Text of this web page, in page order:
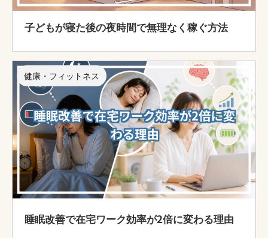
子どもが寝た後の夜時間で無理なく稼ぐ方法
健康・フィットネス
睡眠改善で在宅ワーク効率が2倍に変わる理由